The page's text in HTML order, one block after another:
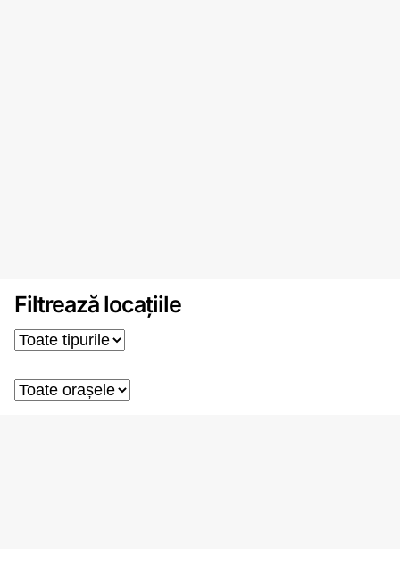
Filtrează locațiile